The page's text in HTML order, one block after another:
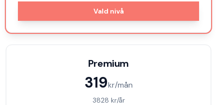
Vald nivå
Premium
319kr/mån
3828 kr/år